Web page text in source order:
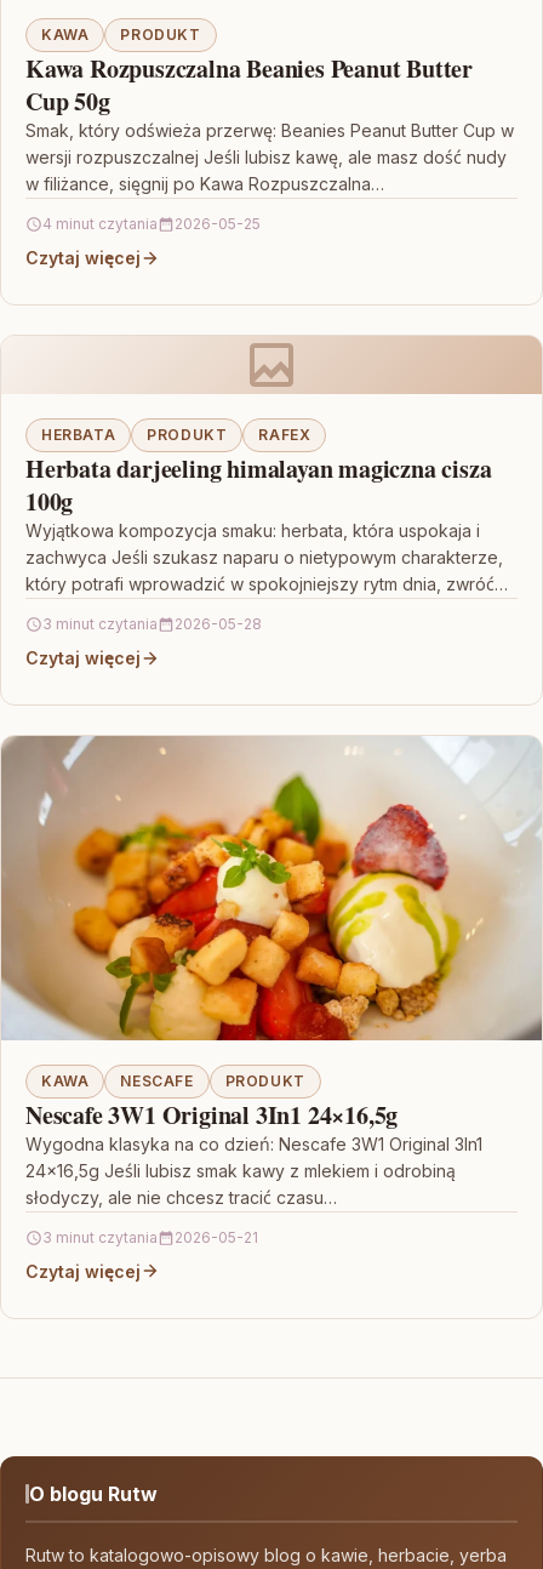
KAWA PRODUKT
Kawa Rozpuszczalna Beanies Peanut Butter
Cup 50g
Smak, który odświeża przerwę: Beanies Peanut Butter Cup w
wersji rozpuszczalnej Jeśli lubisz kawę, ale masz dość nudy
w filiżance, sięgnij po Kawa Rozpuszczalna…
4 minut czytania 2026-05-25
Czytaj więcej
HERBATA PRODUKT RAFEX
Herbata darjeeling himalayan magiczna cisza
100g
Wyjątkowa kompozycja smaku: herbata, która uspokaja i
zachwyca Jeśli szukasz naparu o nietypowym charakterze,
który potrafi wprowadzić w spokojniejszy rytm dnia, zwróć
3 minut czytania 2026-05-28
Czytaj więcej
KAWA NESCAFE PRODUKT
Nescafe 3W1 Original 3In1 24×16,5g
Wygodna klasyka na co dzień: Nescafe 3W1 Original 3In1
24×16,5g Jeśli lubisz smak kawy z mlekiem i odrobiną
słodyczy, ale nie chcesz tracić czasu…
3 minut czytania 2026-05-21
Czytaj więcej
O blogu Rutw
Rutw to katalogowo-opisowy blog o kawie, herbacie, yerba